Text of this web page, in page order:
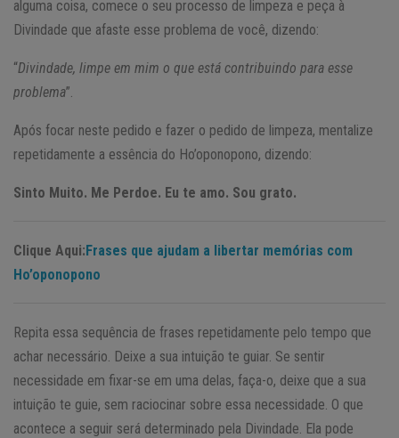
alguma coisa, comece o seu processo de limpeza e peça à
Divindade que afaste esse problema de você, dizendo:
“Divindade, limpe em mim o que está contribuindo para esse
problema”.
Após focar neste pedido e fazer o pedido de limpeza, mentalize
repetidamente a essência do Ho’oponopono, dizendo:
Sinto Muito. Me Perdoe. Eu te amo. Sou grato.
Clique Aqui:Frases que ajudam a libertar memórias com
Ho’oponopono
Repita essa sequência de frases repetidamente pelo tempo que
achar necessário. Deixe a sua intuição te guiar. Se sentir
necessidade em fixar-se em uma delas, faça-o, deixe que a sua
intuição te guie, sem raciocinar sobre essa necessidade. O que
acontece a seguir será determinado pela Divindade. Ela pode